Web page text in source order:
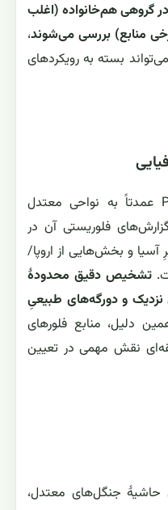
گروهی هم‌خانواده (اغلب
،
بسته به رویکردهای
پراکنش طبیعی Prunus incana عمدتاً به نواحی معتدل
فلوریستی آن در
و بخش‌هایی از اروپا/
تشخیص دقیق محدودهٔ
نزدیک و دورگه‌های طبیعیِ
دلیل، منابع فلورهای
نقش مهمی در تعیین
حاشیهٔ جنگل‌های معتدل،